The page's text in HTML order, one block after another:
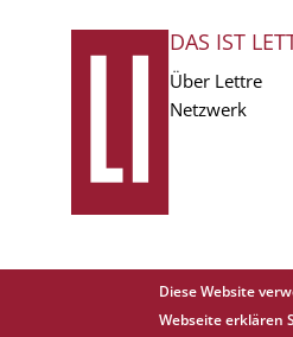
FUSSZEILE
DAS IST
Über Lettre
Netzwerk
Copyright © 1988 - 2026 Lettre
Diese Website
Webseite erklären